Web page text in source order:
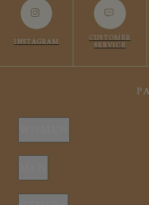
INSTAGRAM
CUSTOMER
SERVICE
新商品
スリープウェア
新商品